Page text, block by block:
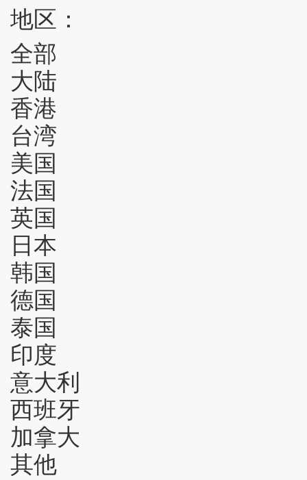
地区：
全部
大陆
香港
台湾
美国
法国
英国
日本
韩国
德国
泰国
印度
意大利
西班牙
加拿大
其他